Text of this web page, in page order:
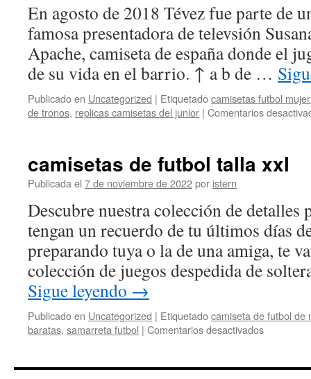
En agosto de 2018 Tévez fue parte de
famosa presentadora de televsión
Apache, camiseta de españa donde el
de su vida en el barrio. ↑ a b de …
Publicado en Uncategorized | Etiquetadocamisetas futbol
de tronos, replicas camisetas del junior | Comentarios
camisetas de futbol talla xxl
Publicada el 7 de noviembre de 2022por istern
Descubre nuestra colección de detalles
tengan un recuerdo de tu últimos días
preparando tuya o la de una amiga, te
colección de juegos despedida de
Sigue leyendo →
Publicado en Uncategorized | Etiquetadocamiseta de futbol de
baratas, samarreta futbol | Comentarios desactivadosen
futbol